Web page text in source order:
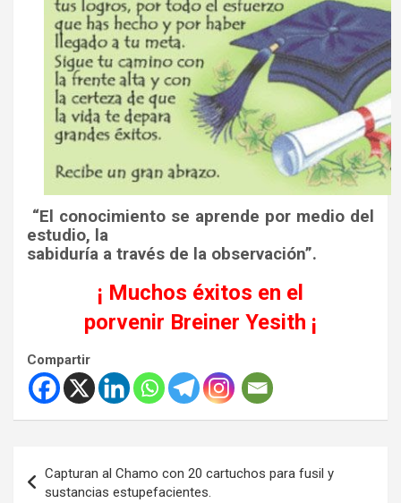
“El conocimiento se aprende por medio del
estudio, la
sabiduría a través de la observación”.
¡ Muchos éxitos en el
porvenir Breiner Yesith ¡
Compartir
de
Capturan al Chamo con 20 cartuchos para fusil y
sustancias estupefacientes.